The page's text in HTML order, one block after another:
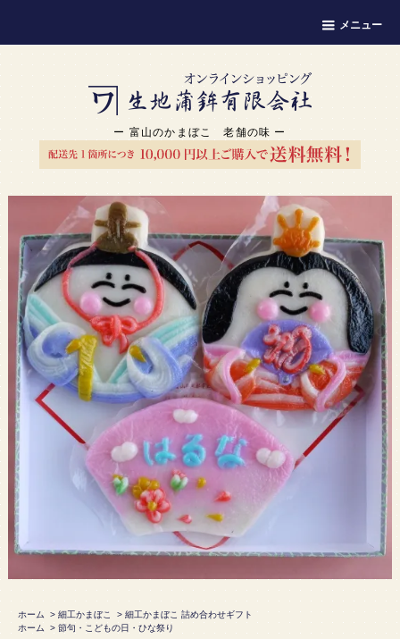
メニュー
ー 富山のかまぼこ 老舗の味 ー
ホーム > 細工かまぼこ > 細工かまぼこ 詰め合わせギフト
ホーム
> 節句・こどもの日・ひな祭り